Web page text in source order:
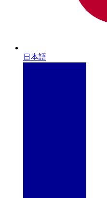
日本語